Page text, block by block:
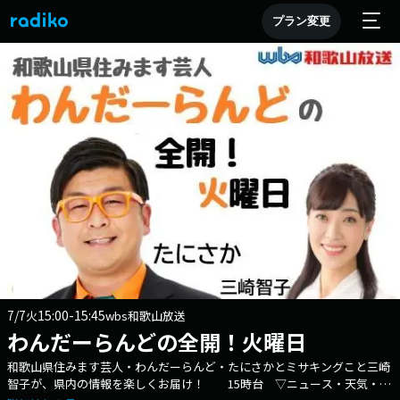
プラン変更
7/7火15:00-15:45wbs和歌山放送
わんだーらんどの全開！火曜日
和歌山県住みます芸人・わんだーらんど・たにさかとミサキングこと三崎
智子が、県内の情報を楽しくお届け！ 15時台 ▽ニュース・天気・交